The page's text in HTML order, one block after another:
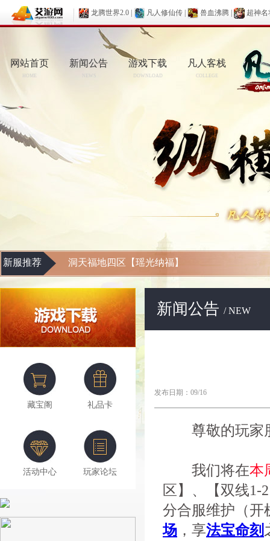
龙腾世界2.0 凡人修仙传 兽血沸腾 超神名
网站首页
HOME
新闻公告
NEWS
游戏下载
DOWNLOAD
凡人客栈
COLLEGE
新服推荐 洞天福地四区【瑶光纳福】
藏宝阁 礼品卡
活动中心 玩家论坛
新闻公告 / NEW
发布日期：09/16
尊敬的玩家
我们将在本
区】、【双线1-
分合服维护（开
场 ，享法宝命刻